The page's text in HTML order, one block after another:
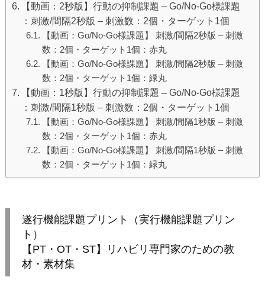
【動画：2秒版】行動の抑制課題 – Go/No-Go様課題
：刺激/間隔2秒版 – 刺激数：2個・ターゲット1個
【動画：Go/No-Go様課題】 刺激/間隔2秒版 – 刺激
数：2個・ターゲット1個：赤丸
【動画：Go/No-Go様課題】 刺激/間隔2秒版 – 刺激
数：2個・ターゲット1個：緑丸
【動画：1秒版】行動の抑制課題 – Go/No-Go様課題
：刺激/間隔1秒版 – 刺激数：2個・ターゲット1個
【動画：Go/No-Go様課題】 刺激/間隔1秒版 – 刺激
数：2個・ターゲット1個：赤丸
【動画：Go/No-Go様課題】 刺激/間隔1秒版 – 刺激
数：2個・ターゲット1個：緑丸
遂行機能課題プリント（実行機能課題プリン
ト）
【PT・OT・ST】リハビリ専門家のための教
材・素材集